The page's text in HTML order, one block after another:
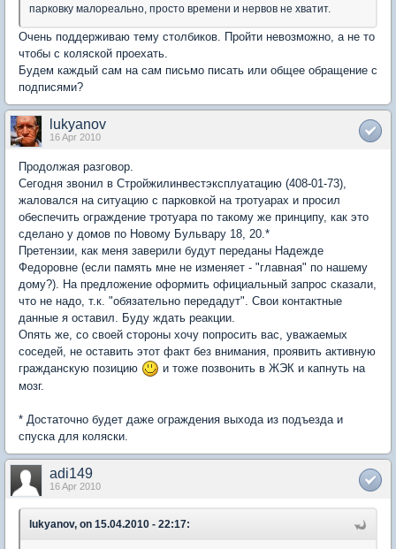
парковку малореально, просто времени и нервов не хватит.
Очень поддерживаю тему столбиков. Пройти невозможно, а не то
чтобы с коляской проехать.
Будем каждый сам на сам письмо писать или общее обращение с
подписями?
lukyanov
16 Apr 2010
Продолжая разговор.
Сегодня звонил в Стройжилинвестэксплуатацию (408-01-73),
жаловался на ситуацию с парковкой на тротуарах и просил
обеспечить ограждение тротуара по такому же принципу, как это
сделано у домов по Новому Бульвару 18, 20.*
Претензии, как меня заверили будут переданы Надежде
Федоровне (если память мне не изменяет - "главная" по нашему
дому?). На предложение оформить официальный запрос сказали,
что не надо, т.к. "обязательно передадут". Свои контактные
данные я оставил. Буду ждать реакции.
Опять же, со своей стороны хочу попросить вас, уважаемых
соседей, не оставить этот факт без внимания, проявить активную
гражданскую позицию
и тоже позвонить в ЖЭК и капнуть на
мозг.
* Достаточно будет даже ограждения выхода из подъезда и
спуска для коляски.
adi149
16 Apr 2010
lukyanov, on 15.04.2010 - 22:17: